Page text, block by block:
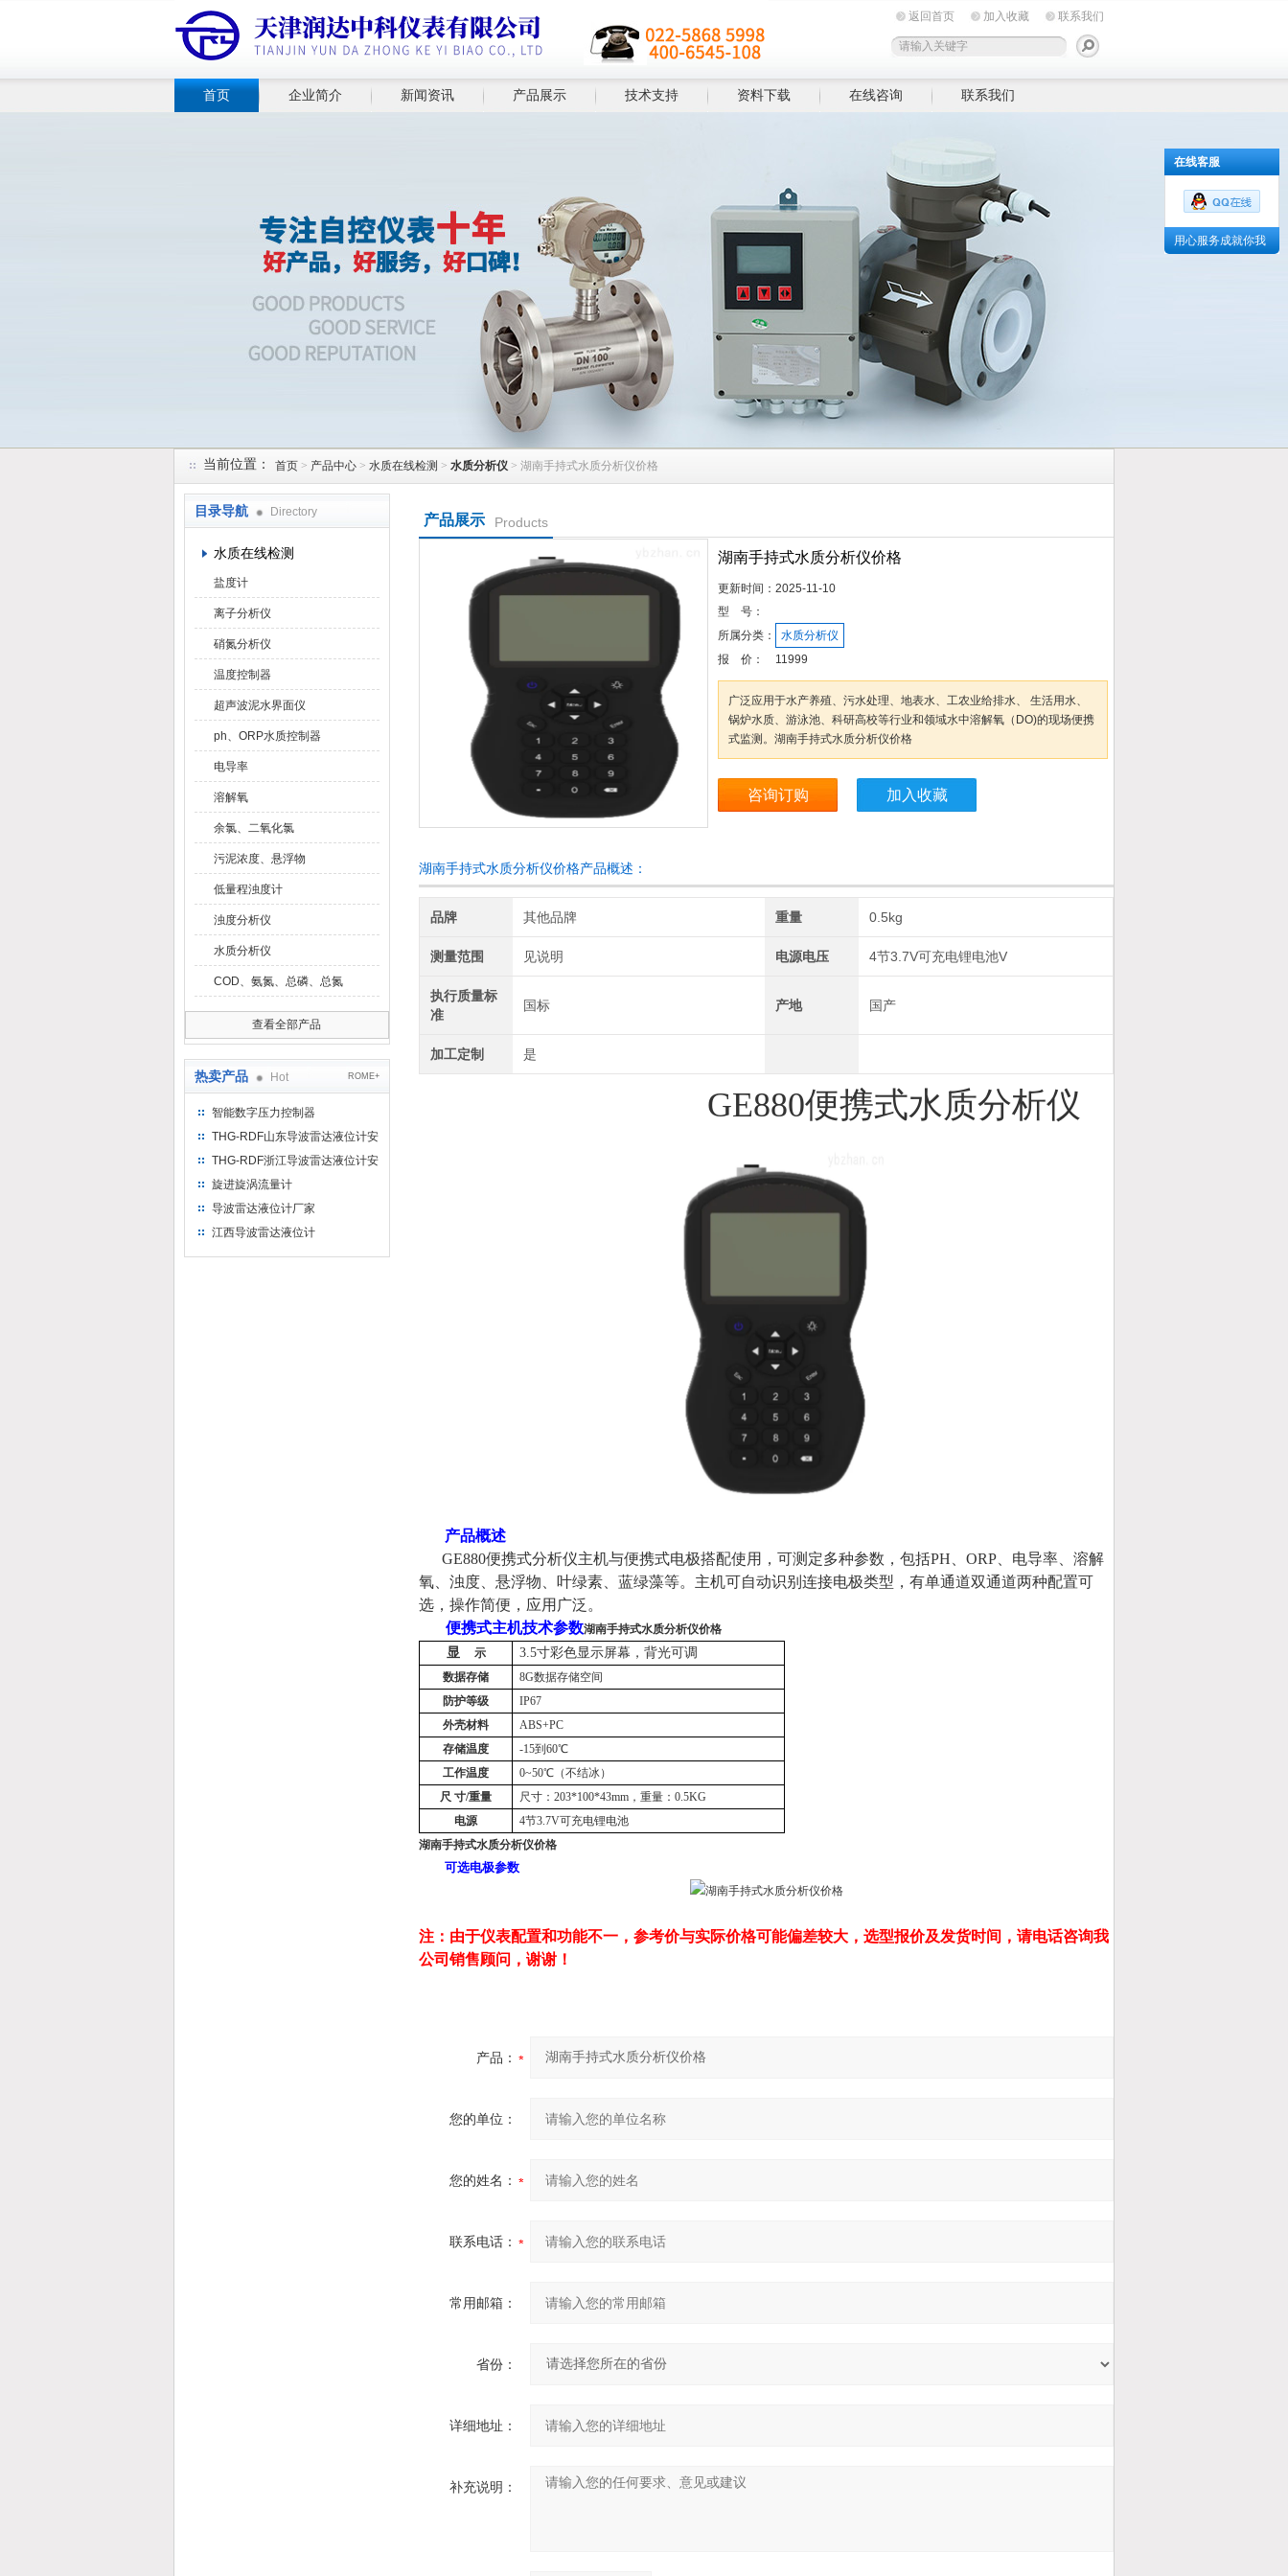
返回首页 加入收藏 联系我们
首页 企业简介 新闻资讯 产品展示 技术支持 资料下载 在线咨询 联系我们
当前位置： 首页 > 产品中心 > 水质在线检测 > 水质分析仪 > 湖南手持式水质分析仪价格
目录导航 Directory
水质在线检测
盐度计
离子分析仪
硝氮分析仪
温度控制器
超声波泥水界面仪
ph、ORP水质控制器
电导率
溶解氧
余氯、二氧化氯
污泥浓度、悬浮物
低量程浊度计
浊度分析仪
水质分析仪
COD、氨氮、总磷、总氮
查看全部产品
热卖产品 Hot ROME+
智能数字压力控制器
THG-RDF山东导波雷达液位计安
装方法
THG-RDF浙江导波雷达液位计安
装方法
旋进旋涡流量计
导波雷达液位计厂家
江西导波雷达液位计
产品展示 Products
湖南手持式水质分析仪价格
更新时间： 2025-11-10
型 号：
所属分类：
水质分析仪
报 价：
11999
广泛应用于水产养殖、污水处理、地表水、工农业给排水、 生活用水、
锅炉水质、游泳池、科研高校等行业和领域水中溶解氧（DO)的现场便携
式监测。湖南手持式水质分析仪价格
咨询订购 加入收藏
湖南手持式水质分析仪价格产品概述：
品牌 其他品牌 重量 0.5kg
测量范围 见说明 电源电压 4节3.7V可充电锂电池V
执行质量标
准
国标 产地 国产
加工定制 是
GE880便携式水质分析仪
产品概述
GE880便携式分析仪主机与便携式电极搭配使用，可测定多种参数，包括PH、ORP、电导率、溶解
氧、浊度、悬浮物、叶绿素、蓝绿藻等。主机可自动识别连接电极类型，有单通道双通道两种配置可
选，操作简便，应用广泛。
便携式主机技术参数湖南手持式水质分析仪价格
显示 3.5寸彩色显示屏幕，背光可调
数据存储
8G数据存储空间
防护等级
IP67
外壳材料
ABS+PC
存储温度
-15到60℃
工作温度
0~50℃（不结冰）
尺 寸/重量 尺寸：203*100*43mm，重量： 0.5KG
电源
4节3.7V可充电锂电池
湖南手持式水质分析仪价格
可选电极参数
注：由于仪表配置和功能不一，参考价与实际价格可能偏差较大， 选型报价及发货时间， 请电话咨询我
公司销售顾问，谢谢！
产品：
您的单位：
您的姓名：
联系电话：
常用邮箱：
省份：
详细地址：
补充说明：
在线客服
用心服务成就你我